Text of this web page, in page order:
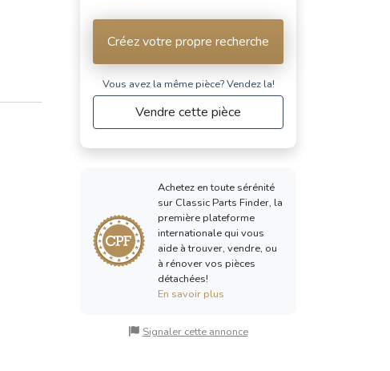
Créez votre propre recherche
Vous avez la même pièce? Vendez la!
Vendre cette pièce
Achetez en toute sérénité
sur Classic Parts Finder, la
première plateforme
internationale qui vous
aide à trouver, vendre, ou
à rénover vos pièces
détachées!
En savoir plus
Signaler cette annonce